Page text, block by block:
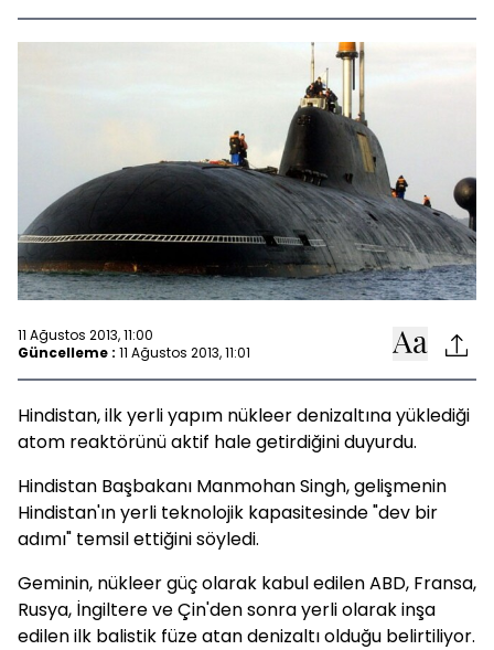
11 Ağustos 2013, 11:00
Güncelleme : 11 Ağustos 2013, 11:01
Hindistan, ilk yerli yapım nükleer denizaltına yüklediği
atom reaktörünü aktif hale getirdiğini duyurdu.
Hindistan Başbakanı Manmohan Singh, gelişmenin
Hindistan'ın yerli teknolojik kapasitesinde "dev bir
adımı" temsil ettiğini söyledi.
Geminin, nükleer güç olarak kabul edilen ABD, Fransa,
Rusya, İngiltere ve Çin'den sonra yerli olarak inşa
edilen ilk balistik füze atan denizaltı olduğu belirtiliyor.